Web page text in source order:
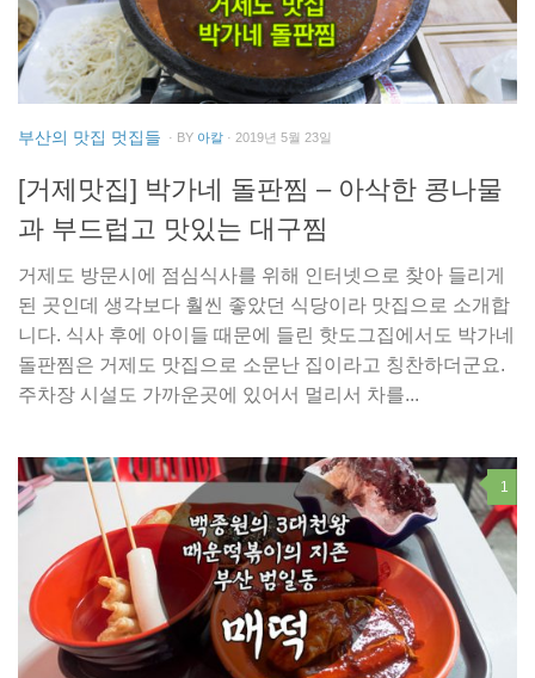
부산의 맛집 멋집들 · BY 아칼 · 2019년 5월 23일
[거제맛집] 박가네 돌판찜 – 아삭한 콩나물
과 부드럽고 맛있는 대구찜
거제도 방문시에 점심식사를 위해 인터넷으로 찾아 들리게
된 곳인데 생각보다 훨씬 좋았던 식당이라 맛집으로 소개합
니다. 식사 후에 아이들 때문에 들린 핫도그집에서도 박가네
돌판찜은 거제도 맛집으로 소문난 집이라고 칭찬하더군요.
주차장 시설도 가까운곳에 있어서 멀리서 차를...
1